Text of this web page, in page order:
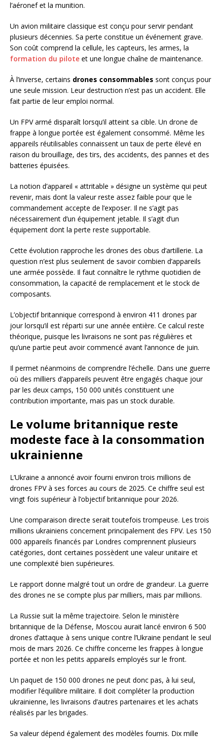
l’aéronef et la munition.
Un avion militaire classique est conçu pour servir pendant
plusieurs décennies. Sa perte constitue un événement grave.
Son coût comprend la cellule, les capteurs, les armes, la
formation du pilote et une longue chaîne de maintenance.
À l’inverse, certains drones consommables sont conçus pour
une seule mission. Leur destruction n’est pas un accident. Elle
fait partie de leur emploi normal.
Un FPV armé disparaît lorsqu’il atteint sa cible. Un drone de
frappe à longue portée est également consommé. Même les
appareils réutilisables connaissent un taux de perte élevé en
raison du brouillage, des tirs, des accidents, des pannes et des
batteries épuisées.
La notion d’appareil « attritable » désigne un système qui peut
revenir, mais dont la valeur reste assez faible pour que le
commandement accepte de l’exposer. Il ne s’agit pas
nécessairement d’un équipement jetable. Il s’agit d’un
équipement dont la perte reste supportable.
Cette évolution rapproche les drones des obus d’artillerie. La
question n’est plus seulement de savoir combien d’appareils
une armée possède. Il faut connaître le rythme quotidien de
consommation, la capacité de remplacement et le stock de
composants.
L’objectif britannique correspond à environ 411 drones par
jour lorsqu’il est réparti sur une année entière. Ce calcul reste
théorique, puisque les livraisons ne sont pas régulières et
qu’une partie peut avoir commencé avant l’annonce de juin.
Il permet néanmoins de comprendre l’échelle. Dans une guerre
où des milliers d’appareils peuvent être engagés chaque jour
par les deux camps, 150 000 unités constituent une
contribution importante, mais pas un stock durable.
Le volume britannique reste
modeste face à la consommation
ukrainienne
L’Ukraine a annoncé avoir fourni environ trois millions de
drones FPV à ses forces au cours de 2025. Ce chiffre seul est
vingt fois supérieur à l’objectif britannique pour 2026.
Une comparaison directe serait toutefois trompeuse. Les trois
millions ukrainiens concernent principalement des FPV. Les 150
000 appareils financés par Londres comprennent plusieurs
catégories, dont certaines possèdent une valeur unitaire et
une complexité bien supérieures.
Le rapport donne malgré tout un ordre de grandeur. La guerre
des drones ne se compte plus par milliers, mais par millions.
La Russie suit la même trajectoire. Selon le ministère
britannique de la Défense, Moscou aurait lancé environ 6 500
drones d’attaque à sens unique contre l’Ukraine pendant le seul
mois de mars 2026. Ce chiffre concerne les frappes à longue
portée et non les petits appareils employés sur le front.
Un paquet de 150 000 drones ne peut donc pas, à lui seul,
modifier l’équilibre militaire. Il doit compléter la production
ukrainienne, les livraisons d’autres partenaires et les achats
réalisés par les brigades.
Sa valeur dépend également des modèles fournis. Dix mille